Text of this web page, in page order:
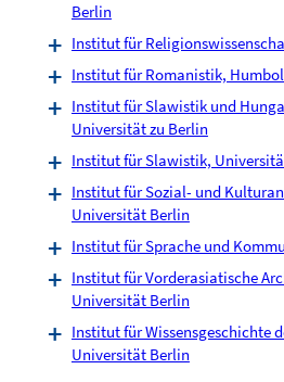
Berlin
Institut für
Institut für Romanistik,
Institut für Slawistik und
Universität zu Berlin
Institut für Slawistik,
Institut für Sozial- und
Universität Berlin
Institut für Sprache und
Institut für Vorderasiatische
Universität Berlin
Institut für Wissensgeschichte
Universität Berlin